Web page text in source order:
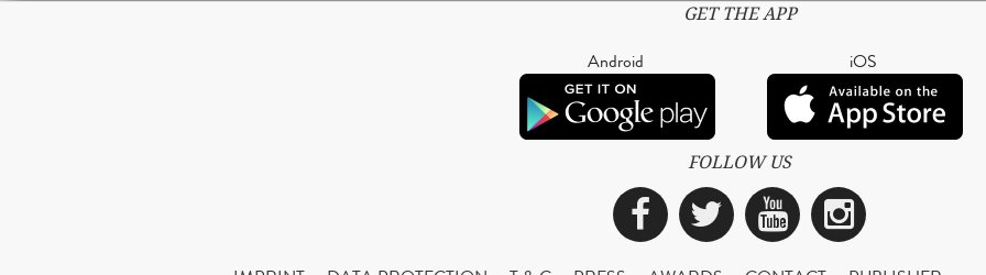
GET THE APP
Android iOS
FOLLOW US
Facebook
TwitterYouTube